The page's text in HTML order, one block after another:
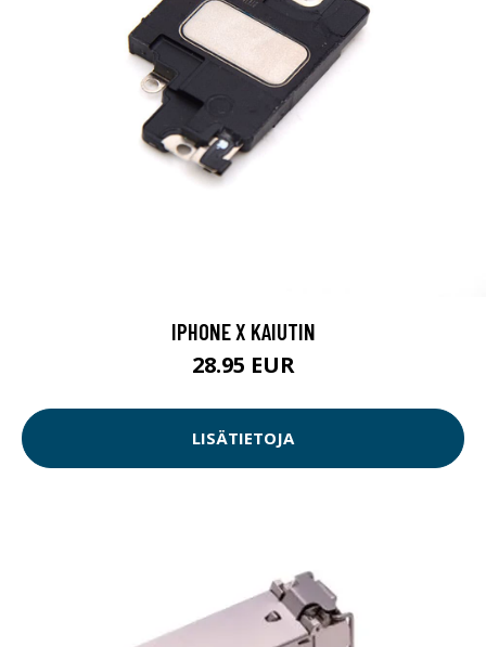
IPHONE X KAIUTIN
28.95 EUR
LISÄTIETOJA